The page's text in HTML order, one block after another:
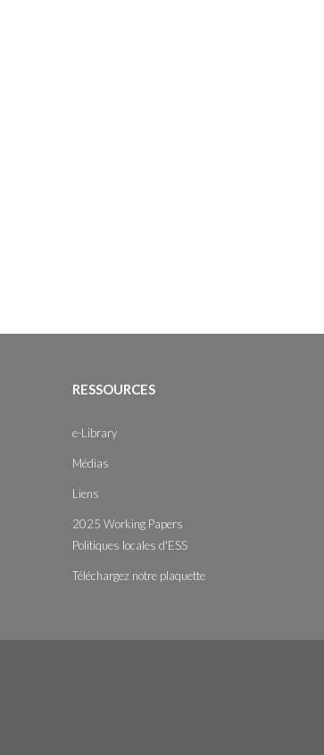
RESSOURCES
e-Library
Médias
Liens
2025 Working Papers
Politiques locales d'ESS
Téléchargez notre plaquette